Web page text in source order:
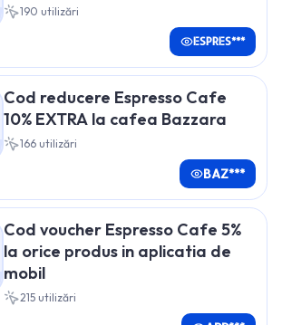
190 utilizări
ESPRES***
Cod reducere Espresso Cafe
10% EXTRA la cafea Bazzara
166 utilizări
BAZ***
Cod voucher Espresso Cafe 5%
la orice produs in aplicatia de
mobil
215 utilizări